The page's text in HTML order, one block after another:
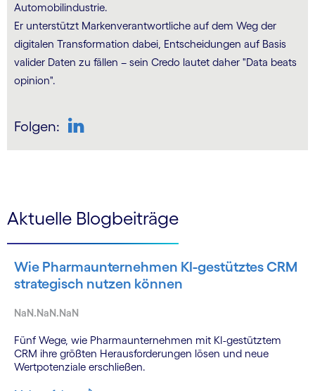
Automobilindustrie.
Er unterstützt Marken­verant­wortliche auf dem Weg der
digitalen Trans­for­ma­tion dabei, Entscheidungen auf Basis
valider Daten zu fällen – sein Credo lautet daher "Data beats
opinion".
Folgen:
Aktuelle Blogbeiträge
Wie Pharmaunternehmen KI-gestütztes CRM
strategisch nutzen können
NaN.NaN.NaN
Fünf Wege, wie Pharmaunternehmen mit KI-gestütztem
CRM ihre größten Herausforderungen lösen und neue
Wertpotenziale erschließen.